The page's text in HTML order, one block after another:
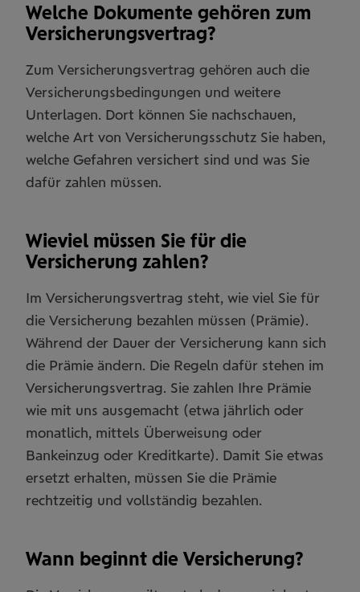
Welche Dokumente gehören zum
Versicherungsvertrag?
Zum Versicherungsvertrag gehören auch die
Versicherungsbedingungen und weitere
Unterlagen. Dort können Sie nachschauen,
welche Art von Versicherungsschutz Sie haben,
welche Gefahren versichert sind und was Sie
dafür zahlen müssen.
Wieviel müssen Sie für die
Versicherung zahlen?
Im Versicherungsvertrag steht, wie viel Sie für
die Versicherung bezahlen müssen (Prämie).
Während der Dauer der Versicherung kann sich
die Prämie ändern. Die Regeln dafür stehen im
Versicherungsvertrag. Sie zahlen Ihre Prämie
wie mit uns ausgemacht (etwa jährlich oder
monatlich, mittels Überweisung oder
Bankeinzug oder Kreditkarte). Damit Sie etwas
ersetzt erhalten, müssen Sie die Prämie
rechtzeitig und vollständig bezahlen.
Wann beginnt die Versicherung?